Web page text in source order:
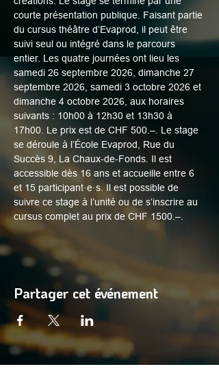
courte présentation publique. Faisant partie
du cursus théâtre d’Evaprod, il peut être
suivi seul ou intégré dans le parcours
entier. Les quatre journées ont lieu les
samedi 26 septembre 2026, dimanche 27
septembre 2026, samedi 3 octobre 2026 et
dimanche 4 octobre 2026, aux horaires
suivants : 10h00 à 12h30 et 13h30 à
17h00. Le prix est de CHF 500.–. Le stage
se déroule à l’École Evaprod, Rue du
Succès 9, La Chaux-de-Fonds. Il est
accessible dès 16 ans et accueille entre 6
et 15 participant·e·s. Il est possible de
suivre ce stage à l’unité ou de s’inscrire au
cursus complet au prix de CHF 1500.–.
Partager cet événement